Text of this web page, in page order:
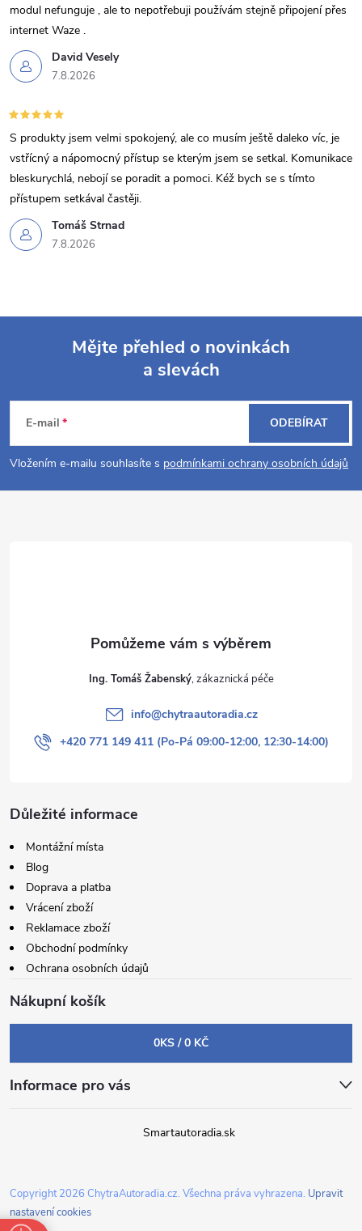
David Vesely
7.8.2026
modul nefunguje , ale to nepotřebuji používám stejně připojení přes
internet Waze .
Tomáš Strnad
7.8.2026
S produkty jsem velmi spokojený, ale co musím ještě daleko víc, je
vstřícný a nápomocný přístup se kterým jsem se setkal. Komunikace
bleskurychlá, nebojí se poradit a pomoci. Kéž bych se s tímto
přístupem setkával častěji.
p
a
Mějte přehled o novinkách
a slevách
E-mail
Vložením e-mailu souhlasíte s podmínkami ochrany osobních údajů
ODEBÍRAT
Ing. Tomáš Žabenský
info@chytraautoradia.cz
+420 771 149 411 (Po-Pá 09:00-12:00, 12:30-14:00)
Důležité informace
Montážní místa
Blog
Doprava a platba
Vrácení zboží
Reklamace zboží
Obchodní podmínky
Ochrana osobních údajů
Nákupní košík
0KS /0 KČ
Informace pro vás
Smartautoradia.sk
Copyright 2026 ChytraAutoradia.cz. Všechna práva vyhrazena. Upravit
nastavení cookies